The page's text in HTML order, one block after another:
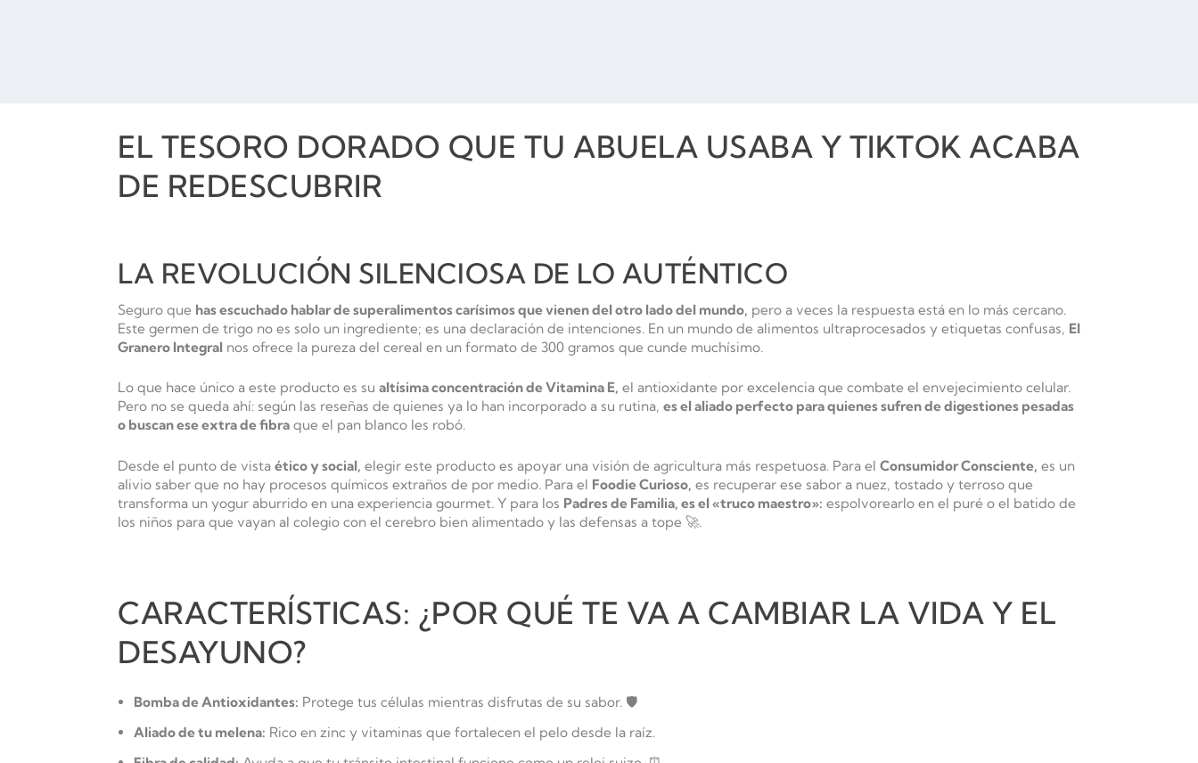
EL TESORO DORADO QUE TU ABUELA USABA Y TIKTOK ACABA
DE REDESCUBRIR
LA REVOLUCIÓN SILENCIOSA DE LO AUTÉNTICO
Seguro que has escuchado hablar de superalimentos carísimos que vienen del otro lado del mundo, pero a veces la respuesta está en lo más cercano.
Este germen de trigo no es solo un ingrediente; es una declaración de intenciones. En un mundo de alimentos ultraprocesados y etiquetas confusas, El
Granero Integral nos ofrece la pureza del cereal en un formato de 300 gramos que cunde muchísimo.
Lo que hace único a este producto es su altísima concentración de Vitamina E, el antioxidante por excelencia que combate el envejecimiento celular.
Pero no se queda ahí: según las reseñas de quienes ya lo han incorporado a su rutina, es el aliado perfecto para quienes sufren de digestiones pesadas
o buscan ese extra de fibra que el pan blanco les robó.
Desde el punto de vista ético y social, elegir este producto es apoyar una visión de agricultura más respetuosa. Para el Consumidor Consciente, es un
alivio saber que no hay procesos químicos extraños de por medio. Para el Foodie Curioso, es recuperar ese sabor a nuez, tostado y terroso que
transforma un yogur aburrido en una experiencia gourmet. Y para los Padres de Familia, es el «truco maestro»: espolvorearlo en el puré o el batido de
los niños para que vayan al colegio con el cerebro bien alimentado y las defensas a tope 🚀.
CARACTERÍSTICAS: ¿POR QUÉ TE VA A CAMBIAR LA VIDA Y EL
DESAYUNO?
Bomba de Antioxidantes: Protege tus células mientras disfrutas de su sabor. 🛡️
Aliado de tu melena: Rico en zinc y vitaminas que fortalecen el pelo desde la raíz.